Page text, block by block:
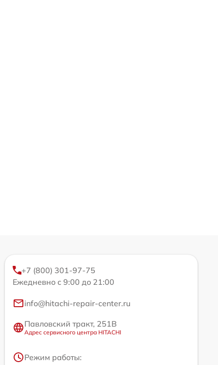
+7 (800) 301-97-75
Ежедневно с 9:00 до 21:00
info@hitachi-repair-center.ru
Павловский тракт, 251В
Адрес сервисного центра HITACHI
Режим работы: